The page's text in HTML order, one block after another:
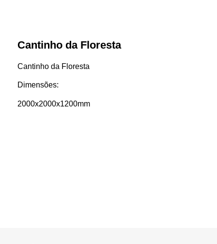
Cantinho da Floresta
Cantinho da Floresta
Dimensões:
2000x2000x1200mm